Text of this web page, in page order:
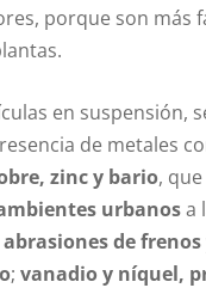
porque son más
en suspensión,
de metales
zinc y bario,
urbanosa
de frenos
; vanadio y níquel,